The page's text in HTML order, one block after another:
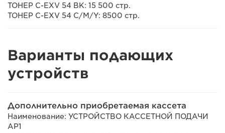
ТОНЕР C-EXV 54 BK: 15 500 стр.
ТОНЕР C-EXV 54 C/M/Y: 8500 стр.
Варианты подающих
устройств
Дополнительно приобретаемая кассета
Наименование: УСТРОЙСТВО КАССЕТНОЙ ПОДАЧИ
AP1